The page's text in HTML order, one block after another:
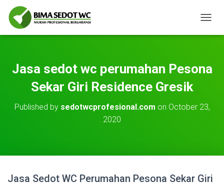
O
E
I
O
Jasa sedot wc perumahan Pesona
Sekar Giri Residence Gresik
Published by sedotwcprofesional.com on October 23,
2020
Jasa Sedot WC Perumahan Pesona Sekar Giri